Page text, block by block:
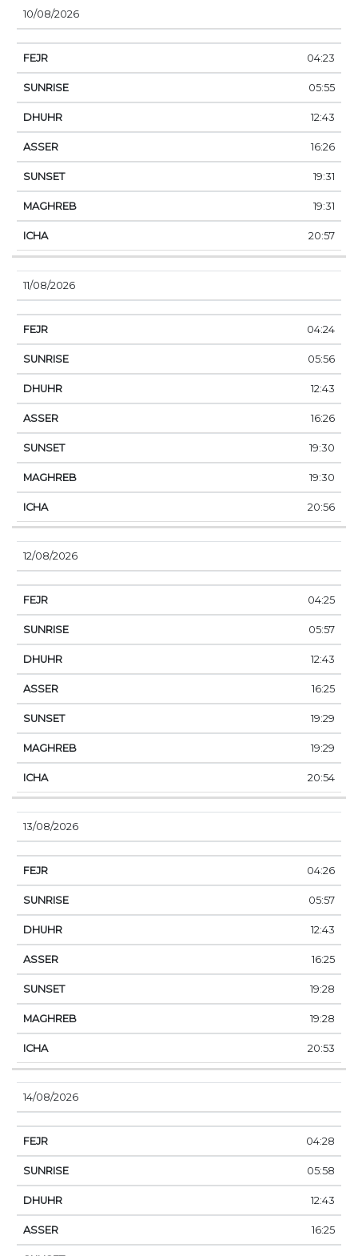
10/08/2026
04:23
05:55
12:43
16:26
19:31
19:31
20:57
11/08/2026
04:24
05:56
12:43
16:26
19:30
19:30
20:56
12/08/2026
04:25
05:57
12:43
16:25
19:29
19:29
20:54
13/08/2026
04:26
05:57
12:43
16:25
19:28
19:28
20:53
14/08/2026
04:28
05:58
12:43
16:25